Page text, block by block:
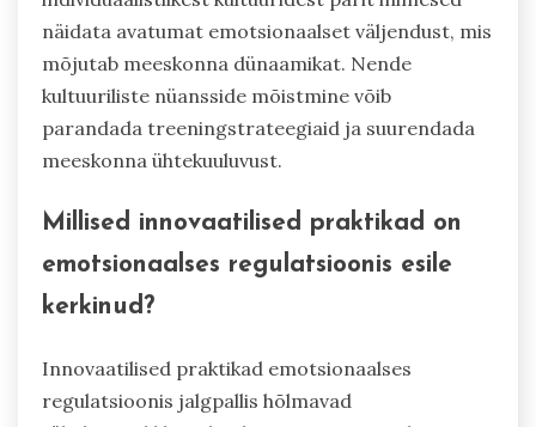
näidata avatumat emotsionaalset väljendust, mis
mõjutab meeskonna dünaamikat. Nende
kultuuriliste nüansside mõistmine võib
parandada treeningstrateegiaid ja suurendada
meeskonna ühtekuuluvust.
Millised innovaatilised praktikad on
emotsionaalses regulatsioonis esile
kerkinud?
Innovaatilised praktikad emotsionaalses
regulatsioonis jalgpallis hõlmavad